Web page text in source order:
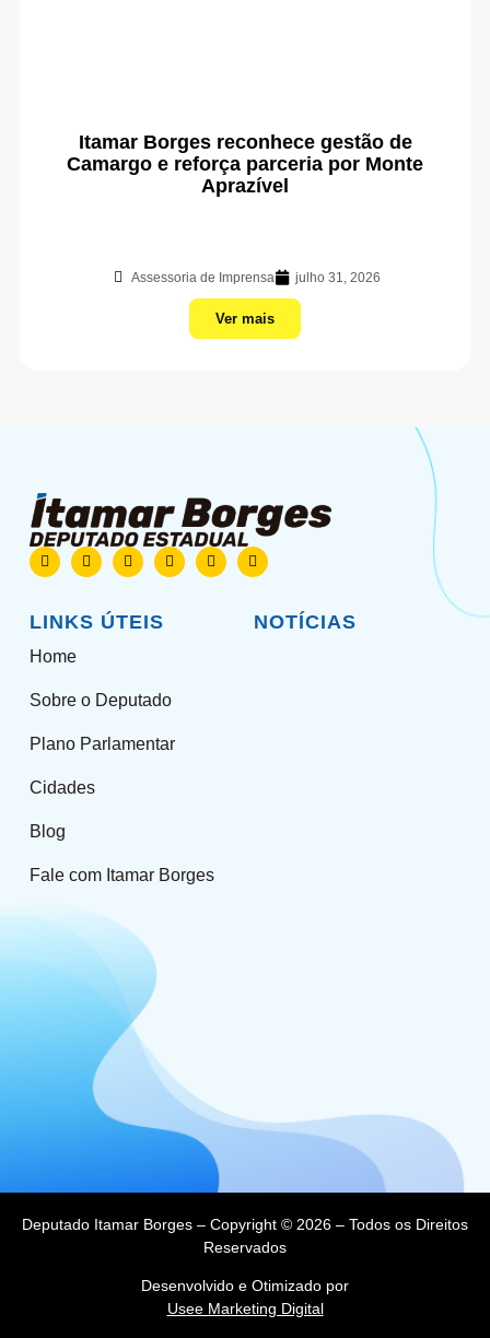
Itamar Borges reconhece gestão de
Camargo e reforça parceria por Monte
Aprazível
Assessoria de Imprensa julho 31, 2026
Ver mais
LINKS ÚTEIS
Home
Sobre o Deputado
Plano Parlamentar
Cidades
Blog
Fale com Itamar Borges
NOTÍCIAS
Deputado Itamar Borges – Copyright © 2026 – Todos os Direitos
Reservados
Desenvolvido e Otimizado por
Usee Marketing Digital